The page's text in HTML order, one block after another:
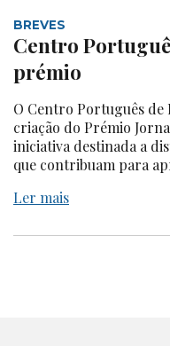
BREVES
Centro
prémio
O Centro Português de
criação do Prémio
iniciativa destinada a
que contribuam para
Ler mais